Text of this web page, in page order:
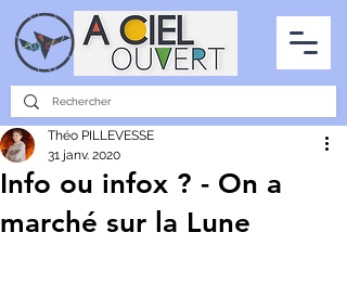
PARTENARIATS
INTERVIEWS LA PHOTO DU CIEL TOUS LES ARTICLES
Info ou infox ? - On a
marché sur la Lune
Théo PILLEVESSE
31 janv. 2020